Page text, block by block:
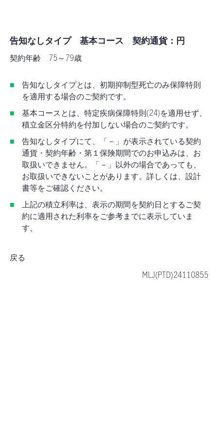
告知なしタイプ 基本コース 契約通貨：円
契約年齢 75～79歳
告知なしタイプとは、初期抑制型死亡のみ保障特則
を適用する場合のご契約です。
基本コースとは、特定疾病保障特則(24)を適用せず、
積立金区分特約を付加しない場合のご契約です。
告知なしタイプにて、「－」が表示されている契約
通貨・契約年齢・第１保険期間でのお申込みは、お
取扱いできません。「－」以外の場合であっても、
お取扱いできないことがあります。詳しくは、設計
書等をご確認ください。
上記の積立利率は、表示の期間を契約日とするご契
約に適用された利率をご参考までに表示していま
す。
戻る
MLJ(PTD)24110855